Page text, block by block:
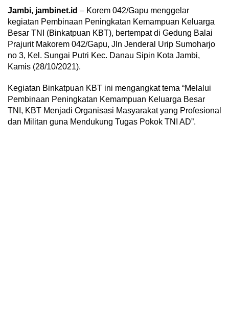
Jambi, jambinet.id – Korem 042/Gapu menggelar
kegiatan Pembinaan Peningkatan Kemampuan Keluarga
Besar TNI (Binkatpuan KBT), bertempat di Gedung Balai
Prajurit Makorem 042/Gapu, Jln Jenderal Urip Sumoharjo
no 3, Kel. Sungai Putri Kec. Danau Sipin Kota Jambi,
Kamis (28/10/2021).
Kegiatan Binkatpuan KBT ini mengangkat tema “Melalui
Pembinaan Peningkatan Kemampuan Keluarga Besar
TNI, KBT Menjadi Organisasi Masyarakat yang Profesional
dan Militan guna Mendukung Tugas Pokok TNI AD”.